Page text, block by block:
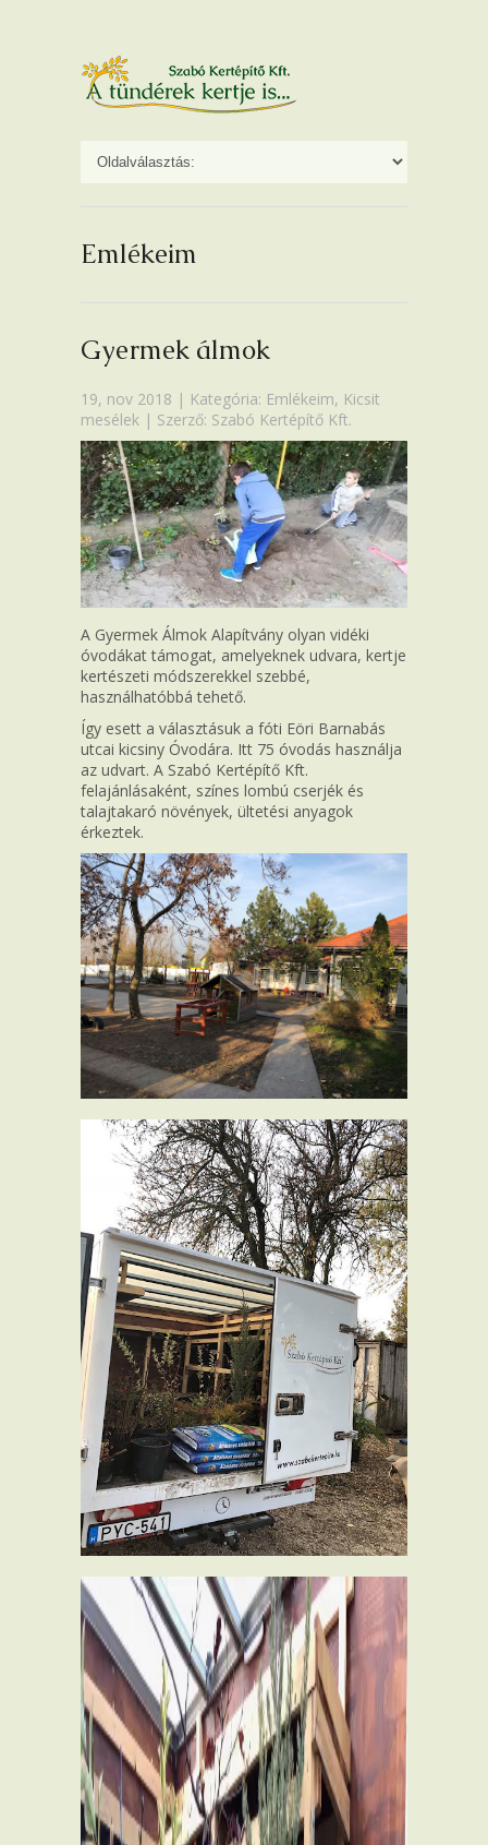
Emlékeim
Gyermek álmok
19, nov 2018 | Kategória: Emlékeim, Kicsit
mesélek | Szerző: Szabó Kertépítő Kft.
A Gyermek Álmok Alapítvány olyan vidéki
óvodákat támogat, amelyeknek udvara, kertje
kertészeti módszerekkel szebbé,
használhatóbbá tehető.
Így esett a választásuk a fóti Eöri Barnabás
utcai kicsiny Óvodára. Itt 75 óvodás használja
az udvart. A Szabó Kertépítő Kft.
felajánlásaként, színes lombú cserjék és
talajtakaró növények, ültetési anyagok
érkeztek.